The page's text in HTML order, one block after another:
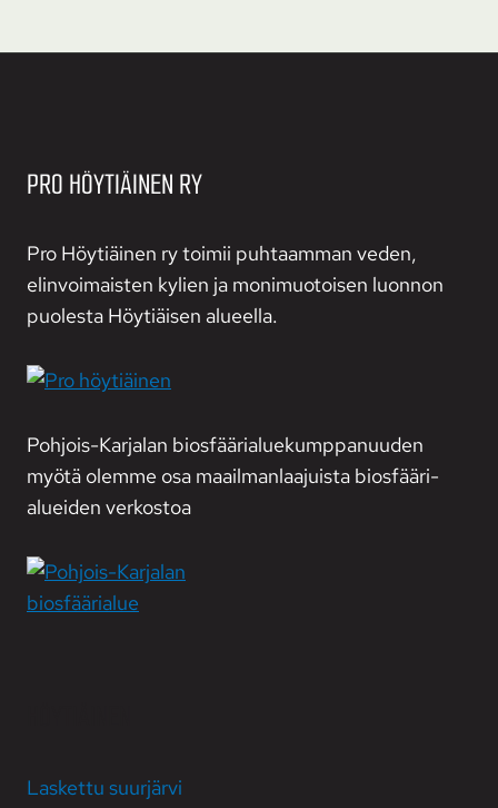
PRO HÖYTIÄINEN RY
Pro Höytiäinen ry toimii puhtaamman veden,
elinvoimaisten kylien ja monimuotoisen luonnon
puolesta Höytiäisen alueella.
Pohjois-Karjalan biosfääri­alue­kumppanuuden
myötä olemme osa maailman­laajuista biosfääri­
alueiden verkostoa
Laskettu suurjärvi